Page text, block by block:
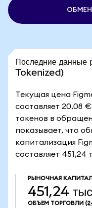
Последние
Tokenized)
Текущая цена
составляет 20,08
токенов в
показывает, что
капитализация
составляет 451,24
РЫНОЧНАЯ
451,24
ОБЪЕМ ТОРГОВЛИ